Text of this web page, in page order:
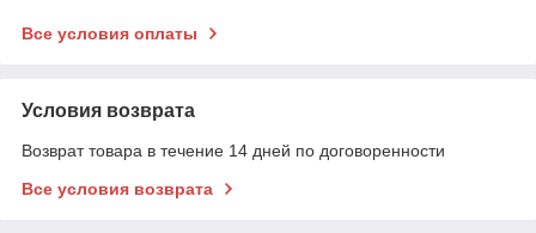
Все условия оплаты
Условия возврата
Возврат товара в течение 14 дней по договоренности
Все условия возврата